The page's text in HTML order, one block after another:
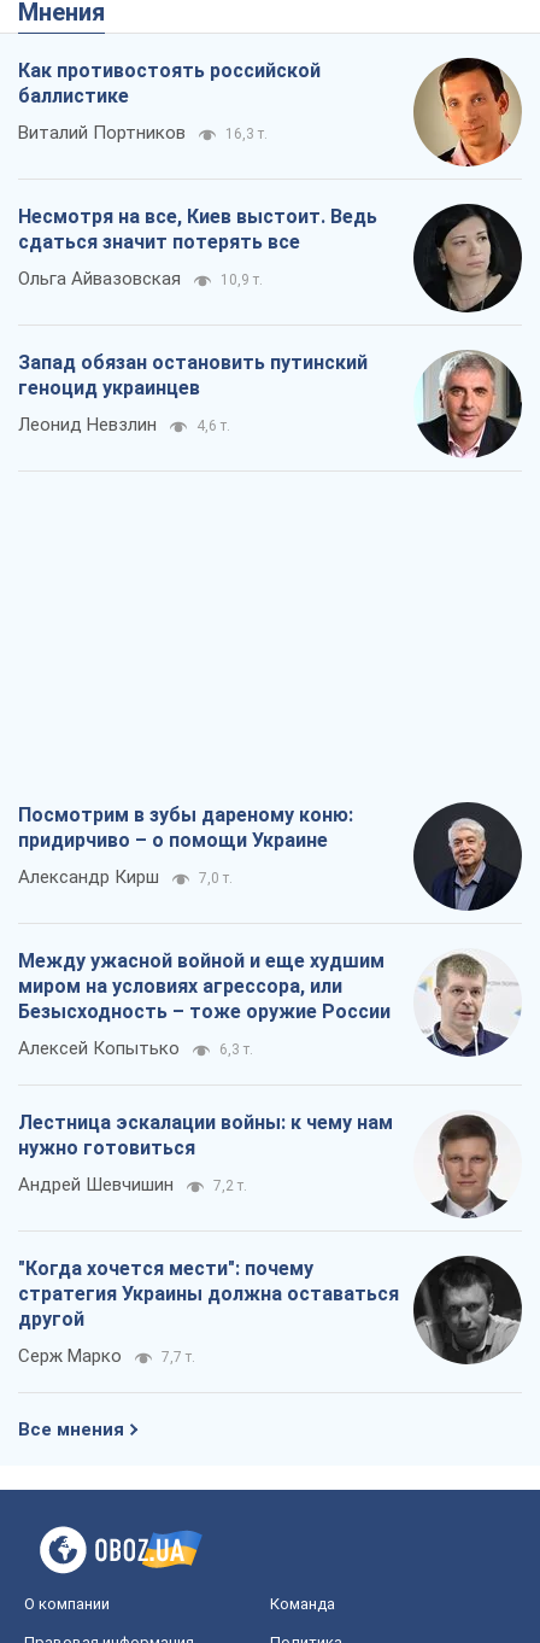
Мнения
Как противостоять российской
баллистике
Виталий Портников 16,3 т.
Несмотря на все, Киев выстоит. Ведь
сдаться значит потерять все
Ольга Айвазовская 10,9 т.
Запад обязан остановить путинский
геноцид украинцев
Леонид Невзлин 4,6 т.
Посмотрим в зубы дареному коню:
придирчиво – о помощи Украине
Александр Кирш 7,0 т.
Между ужасной войной и еще худшим
миром на условиях агрессора, или
Безысходность – тоже оружие России
Алексей Копытько 6,3 т.
Лестница эскалации войны: к чему нам
нужно готовиться
Андрей Шевчишин 7,2 т.
"Когда хочется мести": почему
стратегия Украины должна оставаться
другой
Серж Марко 7,7 т.
Все мнения
О компании Команда